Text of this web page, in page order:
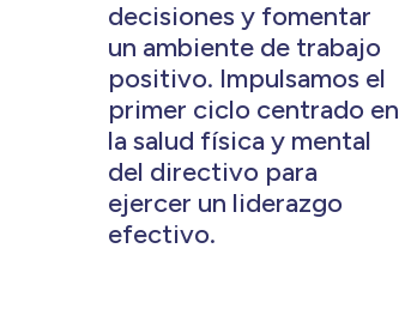
decisiones y fomentar
un ambiente de trabajo
positivo. Impulsamos el
primer ciclo centrado en
la salud física y mental
del directivo para
ejercer un liderazgo
efectivo.